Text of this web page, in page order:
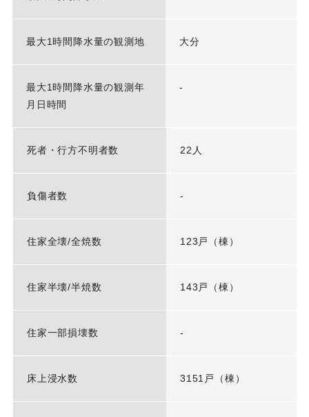
最大1時間降水量の観測地 大分
最大1時間降水量の観測年
月日時間
-
死者・行方不明者数 22人
負傷者数 -
住家全壊/全焼数 123戸（棟）
住家半壊/半焼数 143戸（棟）
住家一部損壊数 -
床上浸水数 3151戸（棟）